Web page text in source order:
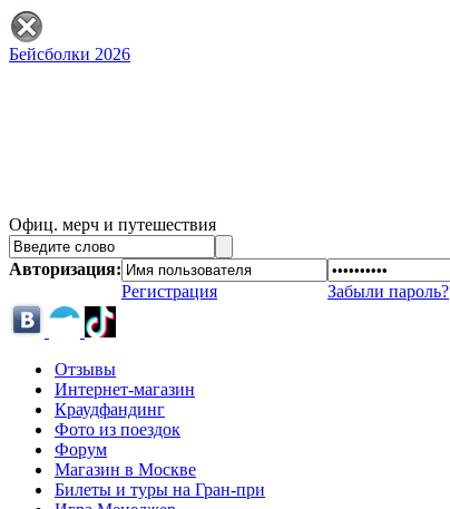
Бейсболки 2026
Офиц. мерч и путешествия
Авторизация:
Регистрация
Забыли пароль?
Отзывы
Интернет-магазин
Краудфандинг
Фото из поездок
Форум
Магазин в Москве
Билеты и туры на Гран-при